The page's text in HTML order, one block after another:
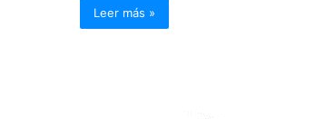
Leer más »